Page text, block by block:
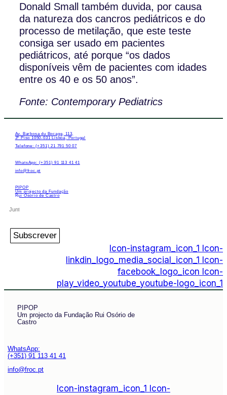
Donald Small também duvida, por causa
da natureza dos cancros pediátricos e do
processo de metilação, que este teste
consiga ser usado em pacientes
pediátricos, até porque “os dados
disponíveis vêm de pacientes com idades
entre os 40 e os 50 anos”.
Fonte: Contemporary Pediatrics
Av. Barbosa du Bocage, 113,
3º Piso 1050-031 Lisboa, Portugal
Telefone: (+351) 21 791 50 07
WhatsApp: (+351) 91 113 41 41
info@froc.pt
PIPOP
Um projecto da Fundação
Rui Osório de Castro
Subscrever
Icon-instagram_icon_1 Icon-
linkdin_logo_media_social_icon_1 Icon-
facebook_logo_icon Icon-
play_video_youtube_youtube-logo_icon_1
PIPOP
Um projecto da Fundação Rui Osório de
Castro
WhatsApp:
(+351) 91 113 41 41
info@froc.pt
Icon-instagram_icon_1 Icon-